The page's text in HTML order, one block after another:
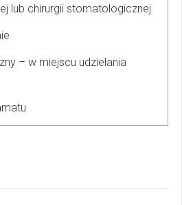
lub chirurgii stomatologicznej
– w miejscu udzielania